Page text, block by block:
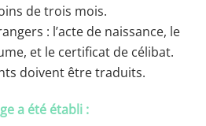
de trois mois.
: l’acte de naissance, le
et le certificat de célibat.
doivent être traduits.
a été établi :